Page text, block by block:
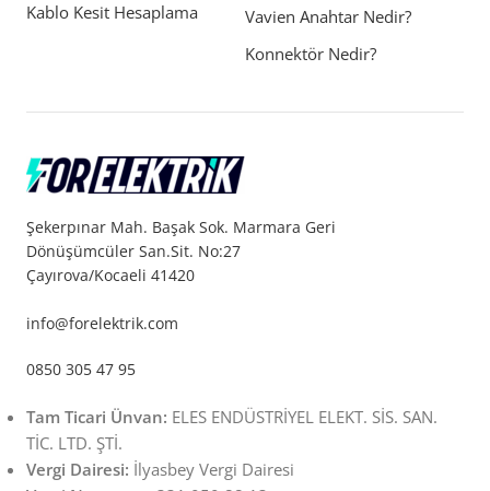
Kablo Kesit Hesaplama
Vavien Anahtar Nedir?
Konnektör Nedir?
Şekerpınar Mah. Başak Sok. Marmara Geri
Dönüşümcüler San.Sit. No:27
Çayırova/Kocaeli 41420
info@forelektrik.com
0850 305 47 95
Tam Ticari Ünvan: ELES ENDÜSTRİYEL ELEKT. SİS. SAN.
TİC. LTD. ŞTİ.
Vergi Dairesi: İlyasbey Vergi Dairesi